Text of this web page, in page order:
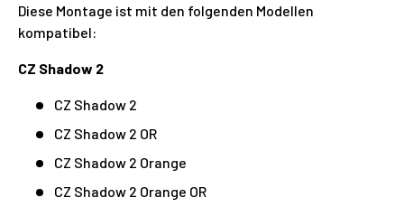
Diese Montage ist mit den folgenden Modellen
kompatibel:
CZ Shadow 2
CZ Shadow 2
CZ Shadow 2 OR
CZ Shadow 2 Orange
CZ Shadow 2 Orange OR